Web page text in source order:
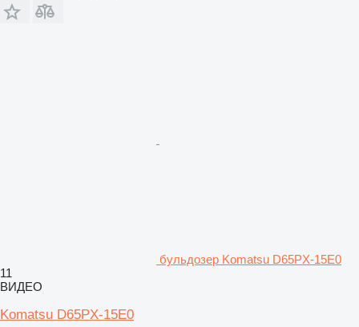
бульдозер Komatsu D65PX-15E0
11
ВИДЕО
Komatsu D65PX-15E0